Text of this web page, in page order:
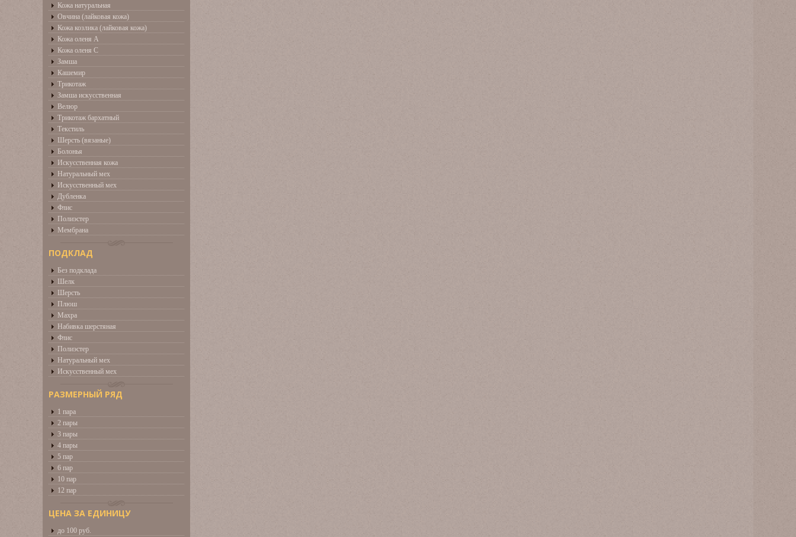
Кожа натуральная
Овчина (лайковая кожа)
Кожа козлика (лайковая кожа)
Кожа оленя А
Кожа оленя С
Замша
Кашемир
Трикотаж
Замша искусственная
Велюр
Трикотаж бархатный
Текстиль
Шерсть (вязаные)
Болонья
Искусственная кожа
Натуральный мех
Искусственный мех
Дубленка
Флис
Полиэстер
Мембрана
ПОДКЛАД
Без подклада
Шелк
Шерсть
Плюш
Махра
Набивка шерстяная
Флис
Полиэстер
Натуральный мех
Искусственный мех
РАЗМЕРНЫЙ РЯД
1 пара
2 пары
3 пары
4 пары
5 пар
6 пар
10 пар
12 пар
ЦЕНА ЗА ЕДИНИЦУ
до 100 руб.